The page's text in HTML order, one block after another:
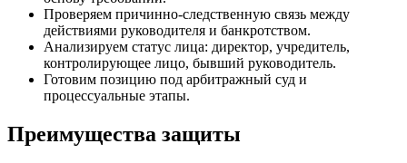
Проверяем причинно-следственную связь между
действиями руководителя и банкротством.
Анализируем статус лица: директор, учредитель,
контролирующее лицо, бывший руководитель.
Готовим позицию под арбитражный суд и
процессуальные этапы.
Преимущества защиты